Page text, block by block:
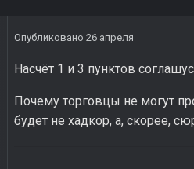
Опубликовано 26 апреля
Насчёт 1 и 3 пунктов
Почему торговцы не могут
будет не хадкор, а, скорее,